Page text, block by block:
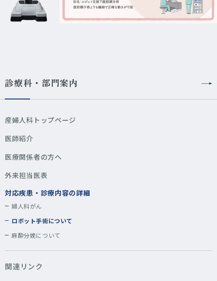
診療科・部門案内
産婦人科トップページ
医師紹介
医療関係者の方へ
外来担当医表
対応疾患・診療内容の詳細
婦人科がん
ロボット手術について
麻酔分娩について
関連リンク